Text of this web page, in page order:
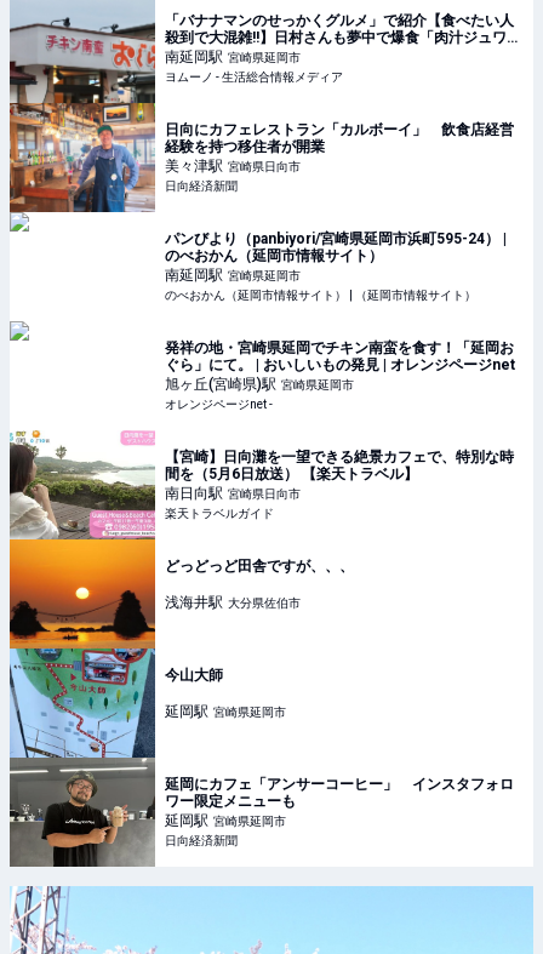
「バナナマンのせっかくグルメ」で紹介【食べたい人
殺到で大混雑!!】日村さんも夢中で爆食「肉汁ジュワ
ッ！あぁ至福…」宮崎の絶品グルメ | ヨムーノ
南延岡駅 宮崎県延岡市
ヨムーノ - 生活総合情報メディア
日向にカフェレストラン「カルボーイ」 飲食店経営
経験を持つ移住者が開業
美々津駅 宮崎県日向市
日向経済新聞
パンびより（panbiyori/宮崎県延岡市浜町595-24） |
のべおかん（延岡市情報サイト）
南延岡駅 宮崎県延岡市
のべおかん（延岡市情報サイト） | （延岡市情報サイト）
発祥の地・宮崎県延岡でチキン南蛮を食す！「延岡お
ぐら」にて。 | おいしいもの発見 | オレンジページnet
旭ヶ丘(宮崎県)駅 宮崎県延岡市
オレンジページnet -
【宮崎】日向灘を一望できる絶景カフェで、特別な時
間を（5月6日放送） 【楽天トラベル】
南日向駅 宮崎県日向市
楽天トラベルガイド
どっどっど田舎ですが、、、
浅海井駅 大分県佐伯市
今山大師
延岡駅 宮崎県延岡市
延岡にカフェ「アンサーコーヒー」 インスタフォロ
ワー限定メニューも
延岡駅 宮崎県延岡市
日向経済新聞